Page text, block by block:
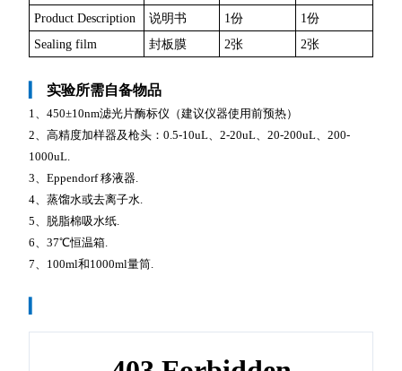
Product Description 说明书 1份
1份
Sealing film
封板膜 2张 2张
实验所需自备物品
1、450±10nm滤光片酶标仪（建议仪器使用前预热）
2、高精度加样器及枪头：0.5-10uL、2-20uL、20-200uL、200-
1000uL.
3、Eppendorf 移液器.
4、蒸馏水或去离子水.
5、脱脂棉吸水纸.
6、37℃恒温箱.
7、100ml和1000ml量筒.